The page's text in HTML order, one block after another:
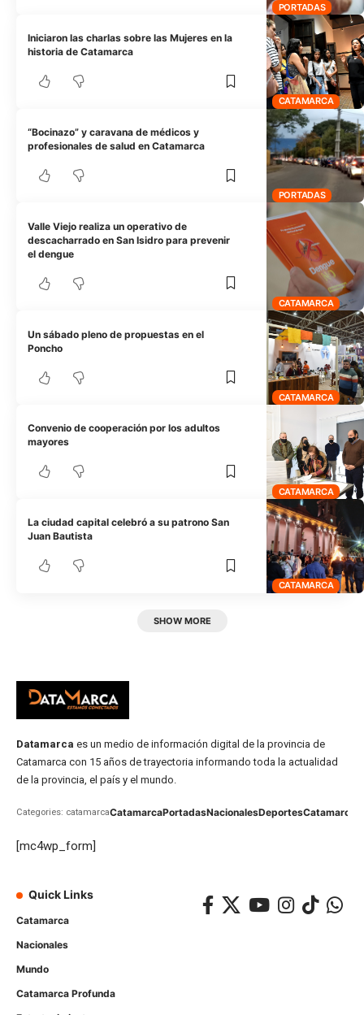
PORTADAS
CATAMARCA
Iniciaron las charlas sobre las Mujeres en la
historia de Catamarca
PORTADAS
“Bocinazo” y caravana de médicos y
profesionales de salud en Catamarca
CATAMARCA
Valle Viejo realiza un operativo de
descacharrado en San Isidro para prevenir
el dengue
CATAMARCA
Un sábado pleno de propuestas en el
Poncho
CATAMARCA
Convenio de cooperación por los adultos
mayores
CATAMARCA
La ciudad capital celebró a su patrono San
Juan Bautista
SHOW MORE
Datamarca es un medio de información digital de la provincia de
Catamarca con 15 años de trayectoria informando toda la actualidad
de la provincia, el país y el mundo.
Categories: catamarcaCatamarcaPortadasNacionalesDeportesCatamarca
[mc4wp_form]
Quick Links
Catamarca
Nacionales
Mundo
Catamarca Profunda